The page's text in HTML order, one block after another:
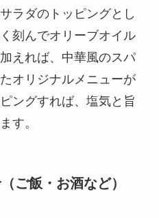
ラダのトッピングとし
刻んでオリーブオイル
えれば、中華風のスパ
オリジナルメニューが
ングすれば、塩気と旨
す。
ご飯・お酒など）